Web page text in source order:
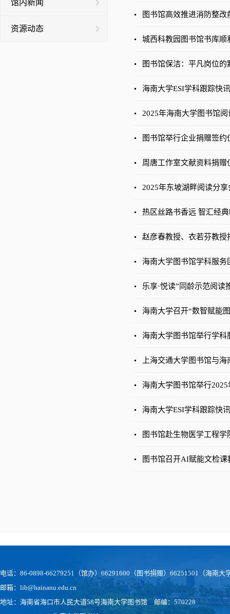
馆内新闻
资源动态
图书馆高效推进消防整改
城西科教园图书馆书库顺
图书馆保洁：平凡岗位的
海南大学ESI学科跟踪快
2025年海南大学图书馆
图书馆举行企业捐赠签约
周唐工作室文献资料捐
2025年东坡湖畔阅读分
热区丝路书香远 智汇经
赵彦春教授、衣若芬教
海南大学图书馆学科服务
乐享·悦读”同龄示范阅
海南大学召开“数智赋能
海南大学图书馆举行学科
上海交通大学图书馆与
海南大学图书馆举行
海南大学ESI学科跟踪快
图书馆赴生物医学工程
图书馆召开AI赋能文检课
电话：86-0898-66279251（馆办）66291600（图书捐赠）66251501（海南大
邮箱：lib@hainanu.edu.cn
地址：海南省海口市人民大道58号海南大学图书馆 邮编：570228